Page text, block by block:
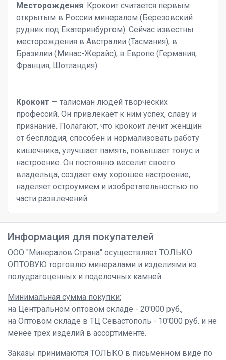
Месторождения. Крокоит считается первым
открытым в России минералом (Березовский
рудник под Екатеринбургом). Сейчас известны
месторождения в Австралии (Тасмания), в
Бразилии (Минас-Жерайс), в Европе (Германия,
Франция, Шотландия).
Крокоит — талисман людей творческих
профессий. Он привлекает к ним успех, славу и
признание. Полагают, что крокоит лечит женщин
от бесплодия, способен и нормализовать работу
кишечника, улучшает память, повышает тонус и
настроение. Он постоянно веселит своего
владельца, создает ему хорошее настроение,
наделяет остроумием и изобретательностью по
части развлечений.
Информация для покупателей
ООО "Минералов Страна" осуществляет ТОЛЬКО
ОПТОВУЮ торговлю минералами и изделиями из
полудрагоценных и поделочных камней.
Минимальная сумма покупки:
на Центральном оптовом складе - 20'000 руб.,
на Оптовом складе в ТЦ Севастополь - 10'000 руб. и не
менее трех изделий в ассортименте.
Заказы принимаются ТОЛЬКО в письменном виде по